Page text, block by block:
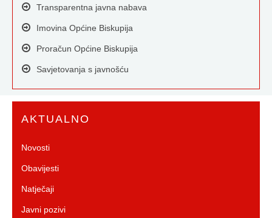
Transparentna javna nabava
Imovina Općine Biskupija
Proračun Općine Biskupija
Savjetovanja s javnošću
AKTUALNO
Novosti
Obavijesti
Natječaji
Javni pozivi